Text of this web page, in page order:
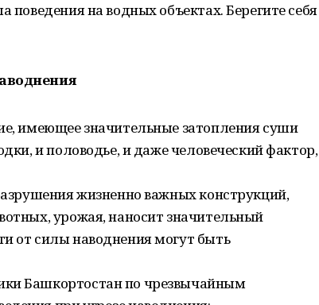
поведения на водных объектах. Берегите себя
имеющее значительные затопления суши
и половодье, и даже человеческий фактор,
жизненно важных конструкций,
урожая, наносит значительный
от силы наводнения могут быть
Башкортостан по чрезвычайным